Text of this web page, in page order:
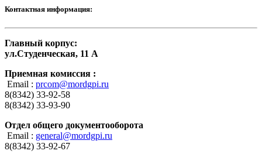
Контактная информация:
Главный корпус:
ул.Студенческая, 11 А
Приемная комиссия :
Email : prcom@mordgpi.ru
8(8342) 33-92-58
8(8342) 33-93-90
Отдел общего документооборота
Email : general@mordgpi.ru
8(8342) 33-92-67